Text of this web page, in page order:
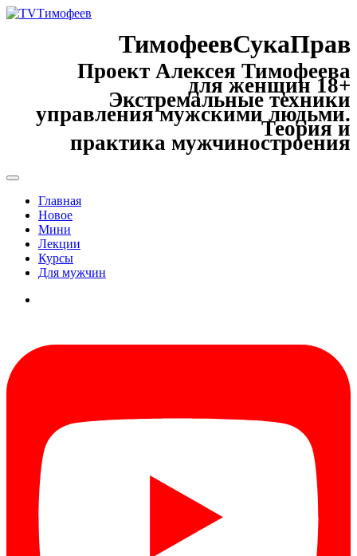
ТимофеевСукаПрав
Проект Алексея Тимофеева
для женщин 18+
Экстремальные техники
управления мужскими людьми.
Теория и
практика мужчиностроения
Главная
Новое
Мини
Лекции
Курсы
Для мужчин